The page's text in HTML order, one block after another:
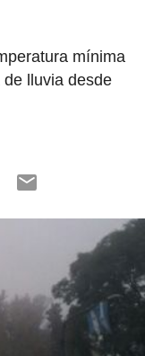
mínima
lluvia desde